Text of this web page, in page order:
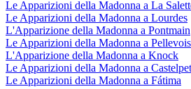
Le Apparizioni della Madonna a La
Le Apparizioni della Madonna a Lourdes
L'Apparizione della Madonna a Pontmain
Le Apparizioni della Madonna a
L'Apparizione della Madonna a Knock
Le Apparizioni della Madonna a
Le Apparizioni della Madonna a Fátima